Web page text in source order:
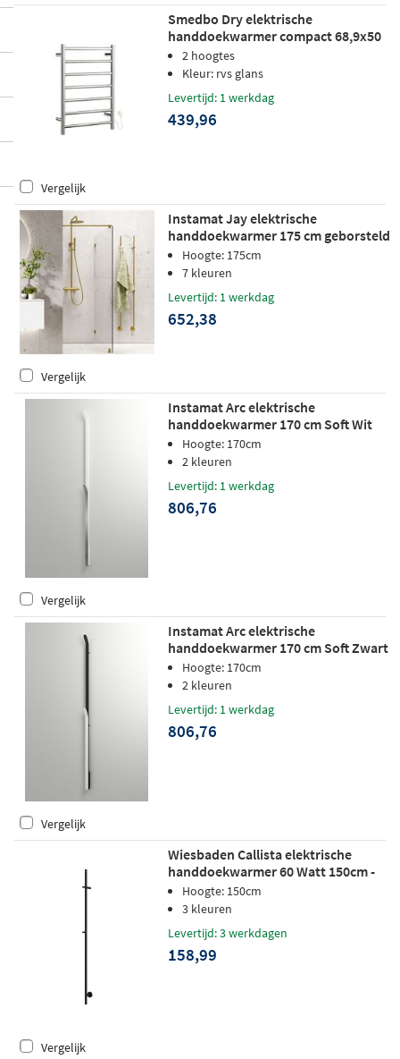
Smedbo Dry elektrische
handdoekwarmer compact 68,9x50
cm FK700
2 hoogtes
Kleur: rvs glans
Levertijd: 1 werkdag
439,96
Vergelijk
Instamat Jay elektrische
handdoekwarmer 175 cm geborsteld
messing
Hoogte: 175cm
7 kleuren
Levertijd: 1 werkdag
652,38
Vergelijk
Instamat Arc elektrische
handdoekwarmer 170 cm Soft Wit
met Gepolijst front
Hoogte: 170cm
2 kleuren
Levertijd: 1 werkdag
806,76
Vergelijk
Instamat Arc elektrische
handdoekwarmer 170 cm Soft Zwart
met Soft Wit front
Hoogte: 170cm
2 kleuren
Levertijd: 1 werkdag
806,76
Vergelijk
Wiesbaden Callista elektrische
handdoekwarmer 60 Watt 150cm -
mat zwart
Hoogte: 150cm
3 kleuren
Levertijd: 3 werkdagen
158,99
Vergelijk